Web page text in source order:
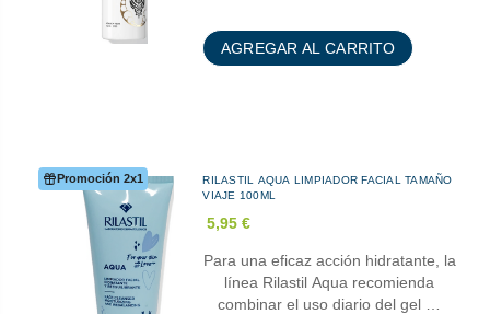
AGREGAR AL CARRITO
Promoción 2x1
RILASTIL AQUA LIMPIADOR FACIAL TAMAÑO
VIAJE 100ML
5,95 €
Para una eficaz acción hidratante, la
línea Rilastil Aqua recomienda
combinar el uso diario del gel …